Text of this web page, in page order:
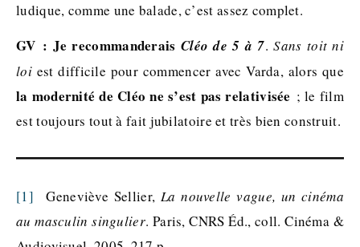
ludique, comme une balade, c’est assez complet.
GV : Je recommanderais Cléo de 5 à 7.Sans toit ni
loiest difficile pour commencer avec Varda, alors que
la modernité de Cléo ne s’est pas relativisée ; le film
est toujours tout à fait jubilatoire et très bien construit.
[1] Geneviève Sellier, La nouvelle vague, un cinéma
au masculin singulier. Paris, CNRS Éd., coll. Cinéma &